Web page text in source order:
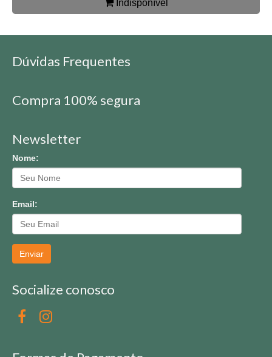
Indisponível
Dúvidas Frequentes
Compra 100% segura
Newsletter
Nome:
Email:
Enviar
Socialize conosco